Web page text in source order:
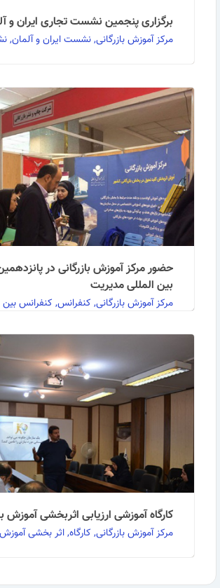
برگزاری پنجمین نشست تجاری ایران و
مرکز آموزش بازرگانی, نشست ایران و
به گزارش روابط عمومی مرکز آموزش
نشست تجاری ایران و آلمان امروز شنبه 16 آبان ماه …
ادامه مطلب
حضور مرکز آموزش بازرگانی در
بین المللی مدیریت
مرکز آموزش بازرگانی, کنفرانس, کنفرانس بین
به گزارش روابط عمومی مرکز آموزش
جانبی پانزدهمین کنفرانس بین المللی
ادامه مطلب
کارگاه آموزشی ارزیابی اثربخشی آموزش
مرکز آموزش بازرگانی, کارگاه, اثر بخشی آموزش